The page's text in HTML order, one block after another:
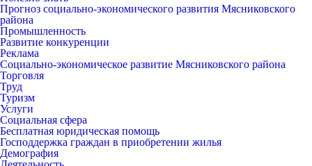
Прогноз социально-экономического развития Мясниковского
района
Промышленность
Развитие конкуренции
Реклама
Социально-экономическое развитие Мясниковского района
Торговля
Труд
Туризм
Услуги
Социальная сфера
Бесплатная юридическая помощь
Господдержка граждан в приобретении жилья
Демография